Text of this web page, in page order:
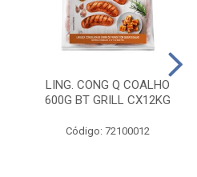
LING. CONG Q COALHO
600G BT GRILL CX12KG
Código: 72100012